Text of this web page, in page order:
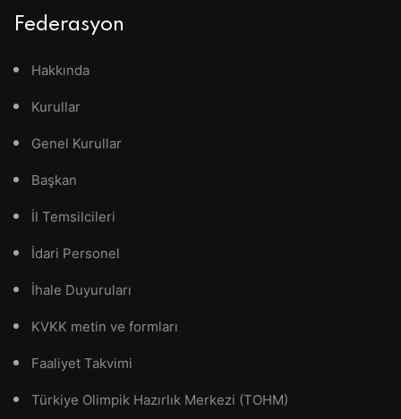
Federasyon
Hakkında
Kurullar
Genel Kurullar
Başkan
İl Temsilcileri
İdari Personel
İhale Duyuruları
KVKK metin ve formları
Faaliyet Takvimi
Türkiye Olimpik Hazırlık Merkezi (TOHM)